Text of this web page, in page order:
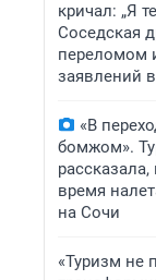
кричал: „Я
Соседская
переломом
заявлений
«В
бомжом».
время
на Сочи
«Туризм не